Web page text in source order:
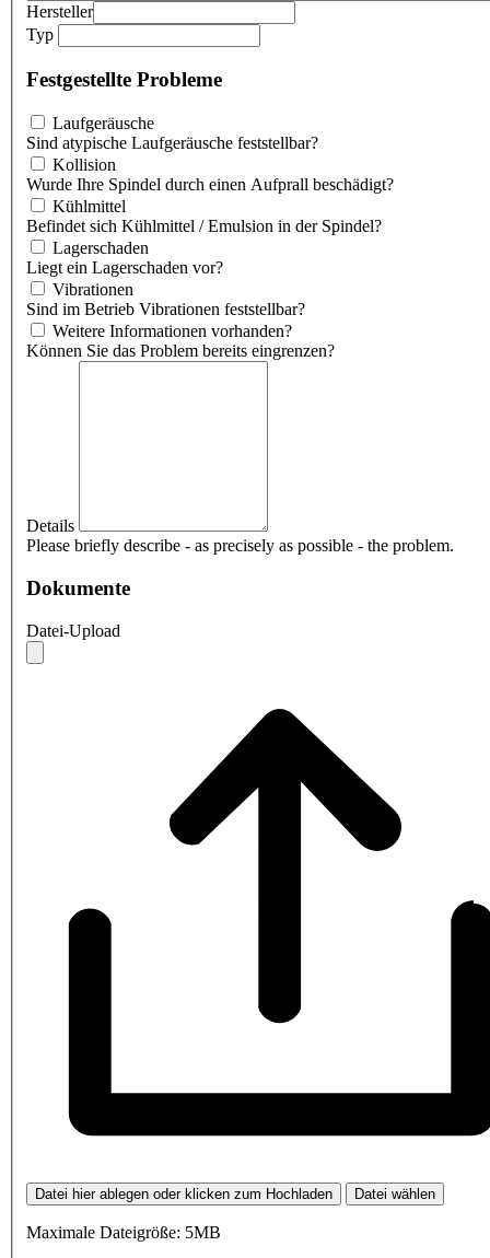
Hersteller
Typ
Festgestellte Probleme
Laufgeräusche
Sind atypische Laufgeräusche feststellbar?
Kollision
Wurde Ihre Spindel durch einen Aufprall beschädigt?
Kühlmittel
Befindet sich Kühlmittel / Emulsion in der Spindel?
Lagerschaden
Liegt ein Lagerschaden vor?
Vibrationen
Sind im Betrieb Vibrationen feststellbar?
Weitere Informationen vorhanden?
Können Sie das Problem bereits eingrenzen?
Details
Please briefly describe - as precisely as possible - the problem.
Dokumente
Datei-Upload
Datei hier ablegen oder klicken zum Hochladen Datei wählen
Maximale Dateigröße: 5MB